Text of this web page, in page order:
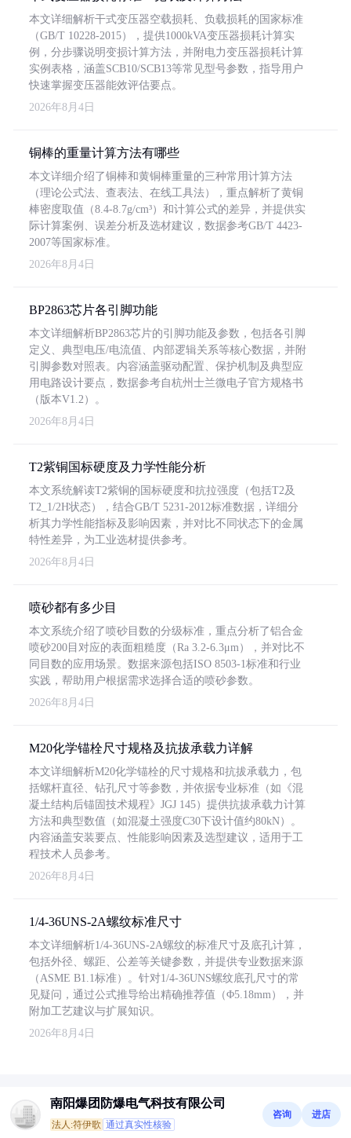
本文详细解析干式变压器空载损耗、负载损耗的国家标准
（GB/T 10228-2015），提供1000kVA变压器损耗计算实
例，分步骤说明变损计算方法，并附电力变压器损耗计算
实例表格，涵盖SCB10/SCB13等常见型号参数，指导用户
快速掌握变压器能效评估要点。
2026年8月4日
铜棒的重量计算方法有哪些
本文详细介绍了铜棒和黄铜棒重量的三种常用计算方法
（理论公式法、查表法、在线工具法），重点解析了黄铜
棒密度取值（8.4-8.7g/cm³）和计算公式的差异，并提供实
际计算案例、误差分析及选材建议，数据参考GB/T 4423-
2007等国家标准。
2026年8月4日
BP2863芯片各引脚功能
本文详细解析BP2863芯片的引脚功能及参数，包括各引脚
定义、典型电压/电流值、内部逻辑关系等核心数据，并附
引脚参数对照表。内容涵盖驱动配置、保护机制及典型应
用电路设计要点，数据参考自杭州士兰微电子官方规格书
（版本V1.2）。
2026年8月4日
T2紫铜国标硬度及力学性能分析
本文系统解读T2紫铜的国标硬度和抗拉强度（包括T2及
T2_1/2H状态），结合GB/T 5231-2012标准数据，详细分
析其力学性能指标及影响因素，并对比不同状态下的金属
特性差异，为工业选材提供参考。
2026年8月4日
喷砂都有多少目
本文系统介绍了喷砂目数的分级标准，重点分析了铝合金
喷砂200目对应的表面粗糙度（Ra 3.2-6.3μm），并对比不
同目数的应用场景。数据来源包括ISO 8503-1标准和行业
实践，帮助用户根据需求选择合适的喷砂参数。
2026年8月4日
M20化学锚栓尺寸规格及抗拔承载力详解
本文详细解析M20化学锚栓的尺寸规格和抗拔承载力，包
括螺杆直径、钻孔尺寸等参数，并依据专业标准（如《混
凝土结构后锚固技术规程》JGJ 145）提供抗拔承载力计算
方法和典型数值（如混凝土强度C30下设计值约80kN）。
内容涵盖安装要点、性能影响因素及选型建议，适用于工
程技术人员参考。
2026年8月4日
1/4-36UNS-2A螺纹标准尺寸
本文详细解析1/4-36UNS-2A螺纹的标准尺寸及底孔计算，
包括外径、螺距、公差等关键参数，并提供专业数据来源
（ASME B1.1标准）。针对1/4-36UNS螺纹底孔尺寸的常
见疑问，通过公式推导给出精确推荐值（Φ5.18mm），并
附加工艺建议与扩展知识。
2026年8月4日
南阳爆团防爆电气科技有限公司
法人:符伊歌 通过真实性核验
咨询 进店